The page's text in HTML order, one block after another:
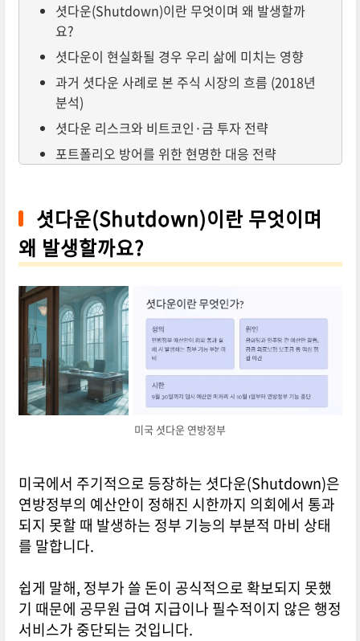
셧다운(Shutdown)이란 무엇이며 왜 발생할까
요?
셧다운이 현실화될 경우 우리 삶에 미치는 영향
과거 셧다운 사례로 본 주식 시장의 흐름 (2018년
분석)
셧다운 리스크와 비트코인·금 투자 전략
포트폴리오 방어를 위한 현명한 대응 전략
셧다운(Shutdown)이란 무엇이며
왜 발생할까요?
미국 셧다운 연방정부
미국에서 주기적으로 등장하는 셧다운(Shutdown)은
연방정부의 예산안이 정해진 시한까지 의회에서 통과
되지 못할 때 발생하는 정부 기능의 부분적 마비 상태
를 말합니다.
쉽게 말해, 정부가 쓸 돈이 공식적으로 확보되지 못했
기 때문에 공무원 급여 지급이나 필수적이지 않은 행정
서비스가 중단되는 것입니다.